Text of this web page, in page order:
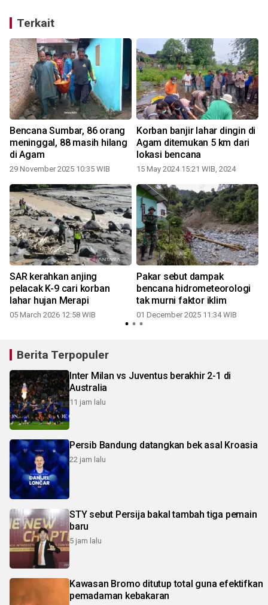
Terkait
Bencana Sumbar, 86 orang
meninggal, 88 masih hilang
di Agam
29 November 2025 10:35 WIB
Korban banjir lahar dingin di
Agam ditemukan 5 km dari
lokasi bencana
15 May 2024 15:21 WIB, 2024
SAR kerahkan anjing
pelacak K-9 cari korban
lahar hujan Merapi
05 March 2026 12:58 WIB
Pakar sebut dampak
bencana hidrometeorologi
tak murni faktor iklim
01 December 2025 11:34 WIB
Berita Terpopuler
Inter Milan vs Juventus berakhir 2-1 di
Australia
11 jam lalu
Persib Bandung datangkan bek asal Kroasia
22 jam lalu
STY sebut Persija bakal tambah tiga pemain
baru
5 jam lalu
Kawasan Bromo ditutup total guna efektifkan
pemadaman kebakaran